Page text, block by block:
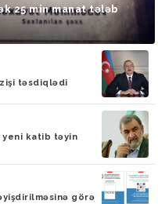
25 min manat tələb
təsdiqlədi
yeni katib təyin
görə